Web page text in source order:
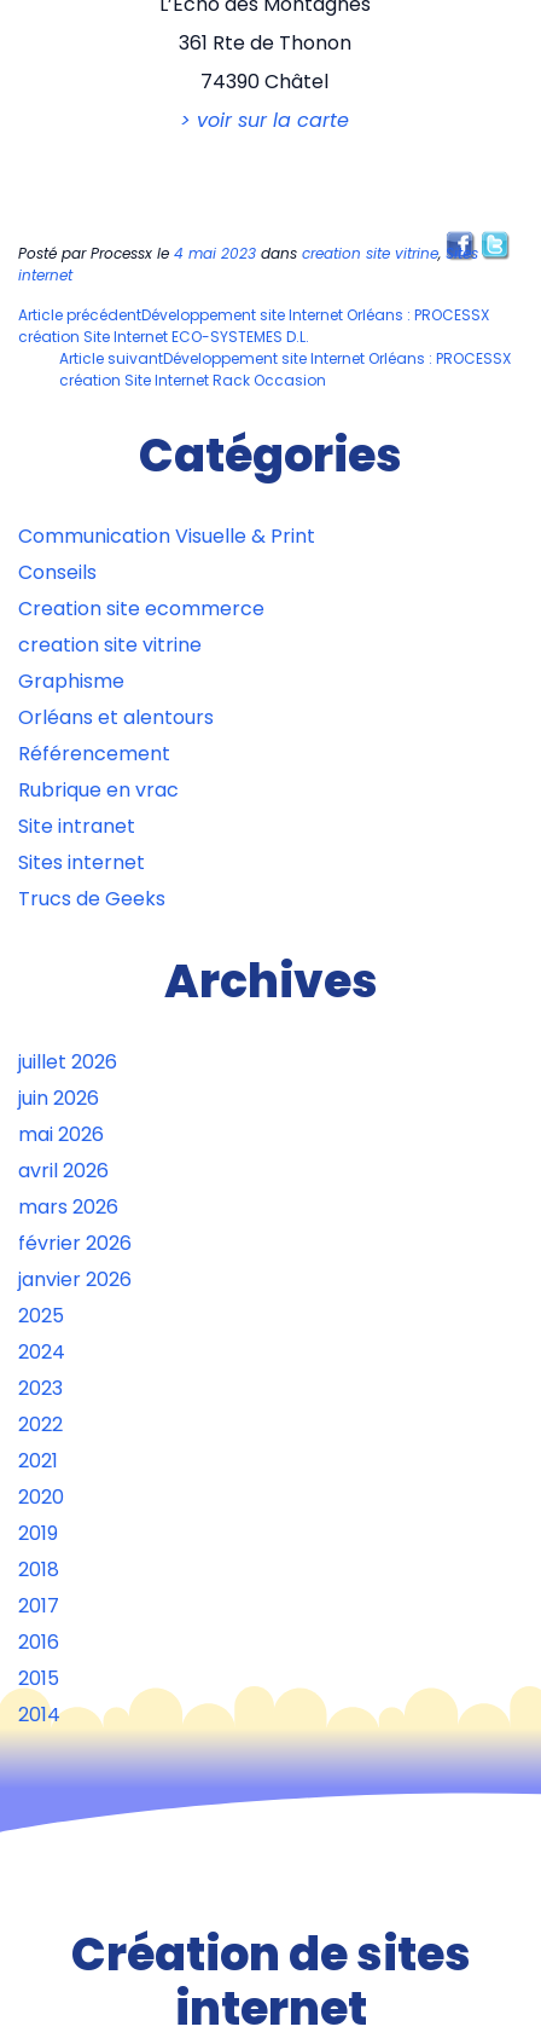
361 Rte de Thonon
74390 Châtel
> voir sur la carte
Posté parProcessx le 4 mai 2023 dans creation site vitrine, Sites
internet
Navigation
des
articles
Article précédentDéveloppement site Internet Orléans : PROCESSX
création Site Internet ECO-SYSTEMES D.L.
Article suivantDéveloppement site Internet Orléans : PROCESSX
création Site Internet Rack Occasion
Catégories
Communication Visuelle & Print
Conseils
Creation site ecommerce
creation site vitrine
Graphisme
Orléans et alentours
Référencement
Rubrique en vrac
Site intranet
Sites internet
Trucs de Geeks
Archives
juillet 2026
juin 2026
mai 2026
avril 2026
mars 2026
février 2026
janvier 2026
2025
2024
2023
2022
2021
2020
2019
2018
2017
2016
2015
2014
Création de sites
internet